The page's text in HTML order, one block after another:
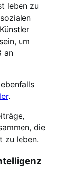
leben zu
um
an
.
die
zu leben.